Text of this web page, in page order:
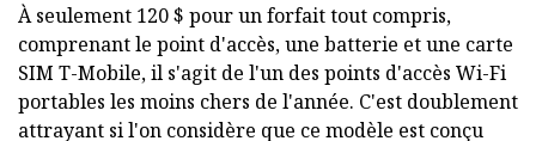
À seulement 120 $ pour un forfait tout compris,
comprenant le point d'accès, une batterie et une carte
SIM T-Mobile, il s'agit de l'un des points d'accès Wi-Fi
portables les moins chers de l'année. C'est doublement
attrayant si l'on considère que ce modèle est conçu